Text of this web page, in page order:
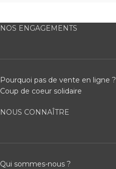
NOS ENGAGEMENTS
Pourquoi pas de vente en ligne ?
Coup de coeur solidaire
NOUS CONNAÎTRE
Qui sommes-nous ?